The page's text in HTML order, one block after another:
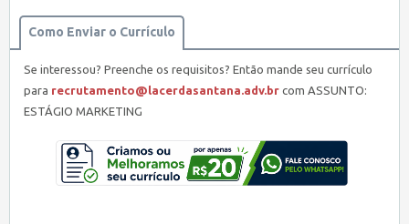
Como Enviar o Currículo
Se interessou? Preenche os requisitos? Então mande seu currículo
para recrutamento@lacerdasantana.adv.br com ASSUNTO:
ESTÁGIO MARKETING